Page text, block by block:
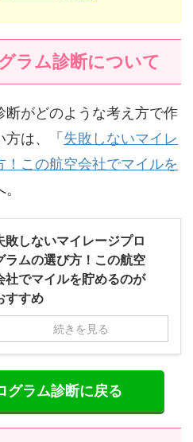
ラム診断について
断がどのような考え方で作
は、「 失敗しないマイレ
この航空会社でマイルを
敗しないマイレージプロ
ラムの選び方！この航空
社でマイルを貯めるのが
すすめ
続きを見る
グラム診断に戻る